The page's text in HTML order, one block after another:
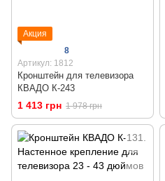
Акция
8
Артикул: 1812
Кронштейн для телевизора
КВАДО К-243
1 413 грн 1 978 грн